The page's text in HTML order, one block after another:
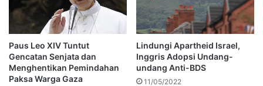
Paus Leo XIV Tuntut
Gencatan Senjata dan
Menghentikan Pemindahan
Paksa Warga Gaza
Lindungi Apartheid Israel,
Inggris Adopsi Undang-
undang Anti-BDS
11/05/2022